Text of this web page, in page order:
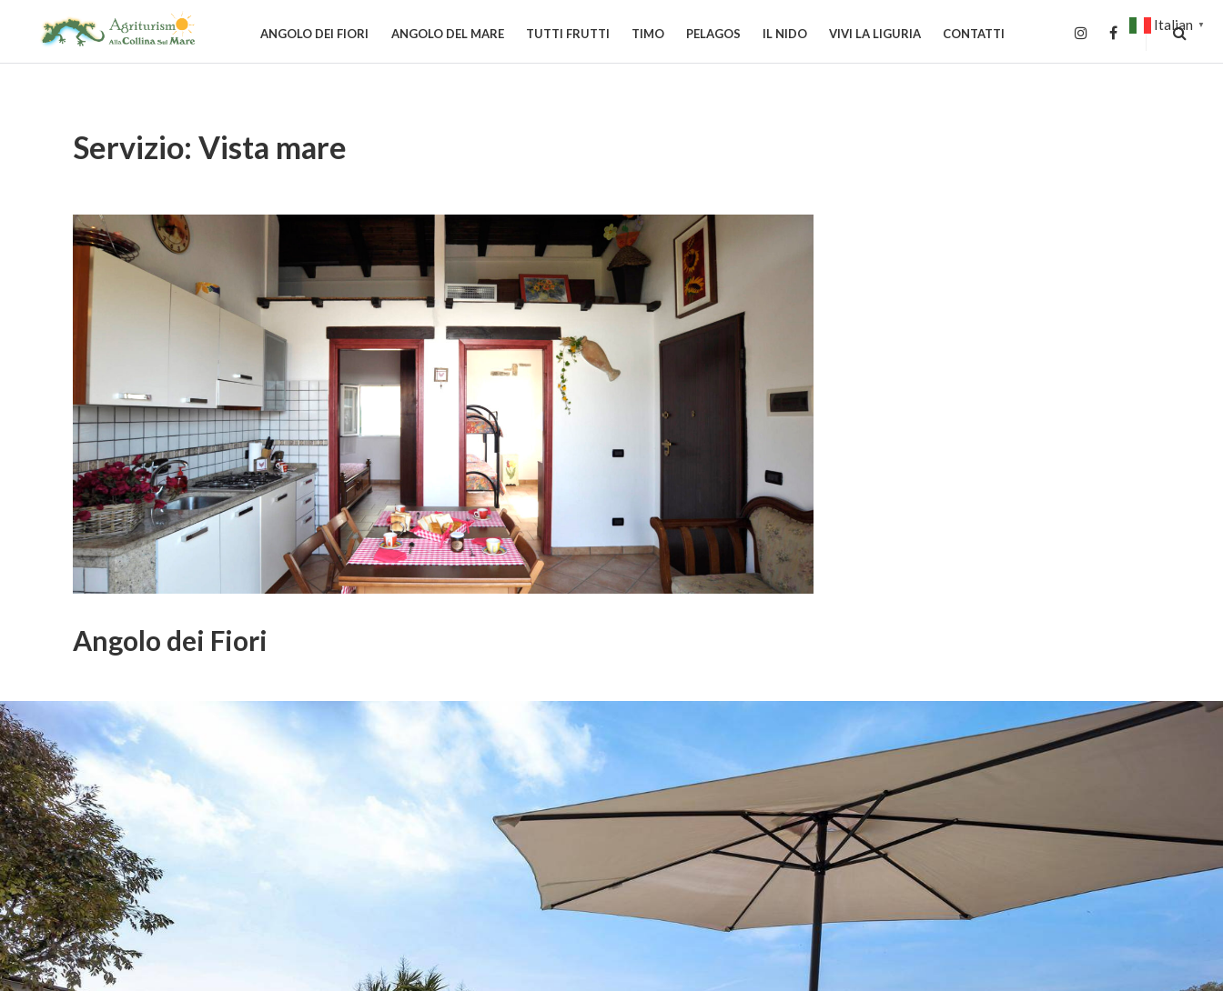
ALLA
COLLINA
ANGOLO DEI FIORI ANGOLO DEL MARE TUTTI FRUTTI TIMO PELAGOS IL NIDO VIVI LA LIGURIA CONTATTI INSTAGRAM
FACEBOOK
Servizio: Vista mare
Angolo dei Fiori
Italian ▼